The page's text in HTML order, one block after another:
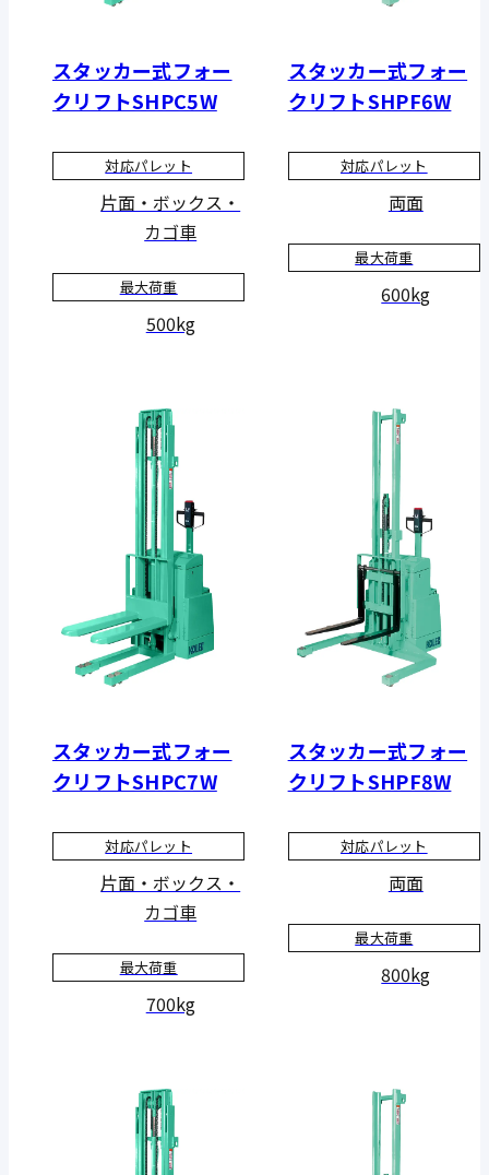
スタッカー式フォー
クリフトSHPC5W
対応パレット
片面・ボックス・
カゴ車
最大荷重
500kg
スタッカー式フォー
クリフトSHPF6W
対応パレット
両面
最大荷重
600kg
スタッカー式フォー
クリフトSHPC7W
対応パレット
片面・ボックス・
カゴ車
最大荷重
700kg
スタッカー式フォー
クリフトSHPF8W
対応パレット
両面
最大荷重
800kg